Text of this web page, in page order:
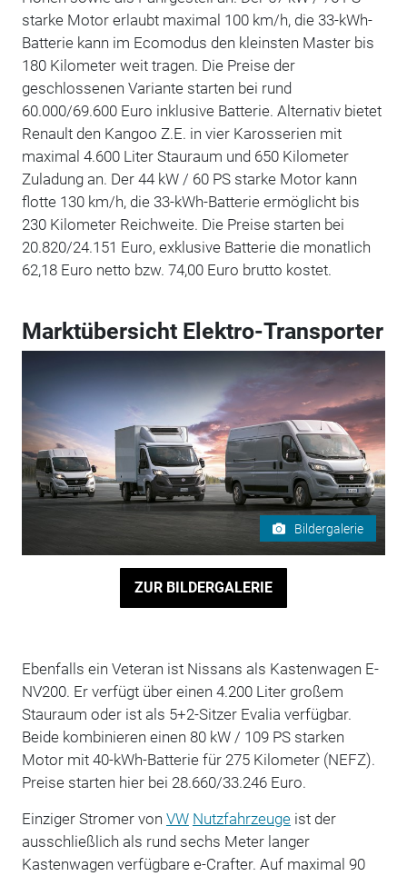
starke Motor erlaubt maximal 100 km/h, die 33-kWh-
Batterie kann im Ecomodus den kleinsten Master bis
180 Kilometer weit tragen. Die Preise der
geschlossenen Variante starten bei rund
60.000/69.600 Euro inklusive Batterie. Alternativ bietet
Renault den Kangoo Z.E. in vier Karosserien mit
maximal 4.600 Liter Stauraum und 650 Kilometer
Zuladung an. Der 44 kW / 60 PS starke Motor kann
flotte 130 km/h, die 33-kWh-Batterie ermöglicht bis
230 Kilometer Reichweite. Die Preise starten bei
20.820/24.151 Euro, exklusive Batterie die monatlich
62,18 Euro netto bzw. 74,00 Euro brutto kostet.
Marktübersicht Elektro-Transporter
Bildergalerie
ZUR BILDERGALERIE
Ebenfalls ein Veteran ist Nissans als Kastenwagen E-
NV200. Er verfügt über einen 4.200 Liter großem
Stauraum oder ist als 5+2-Sitzer Evalia verfügbar.
Beide kombinieren einen 80 kW / 109 PS starken
Motor mit 40-kWh-Batterie für 275 Kilometer (NEFZ).
Preise starten hier bei 28.660/33.246 Euro.
Einziger Stromer von VW Nutzfahrzeugeist der
ausschließlich als rund sechs Meter langer
Kastenwagen verfügbare e-Crafter. Auf maximal 90